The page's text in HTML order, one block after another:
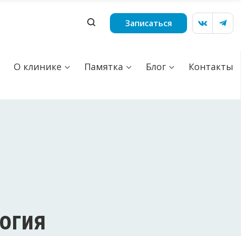
Записаться
О клинике Памятка Блог Контакты